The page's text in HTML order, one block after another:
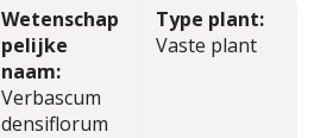
Wetenschap
pelijke
naam:
Verbascum
densiflorum
Type plant:
Vaste plant